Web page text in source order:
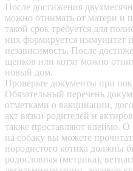
После достижения
можно отнимать от матери и
такой срок требуется для
них формируется иммунитет
независимость. После
щенков или котят можно
новый дом.
Проверьте документы при
Обязательный перечень
отметками о вакцинации,
акт вязки родителей и
также проставляют клеймо.
на собаку вы можете
породистого котика должны
родословная (метрика),